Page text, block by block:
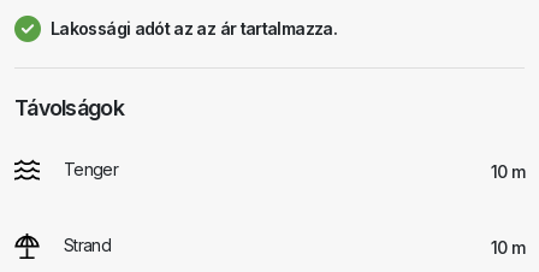
Lakossági adót az az ár tartalmazza.
Távolságok
Tenger 10 m
Strand 10 m